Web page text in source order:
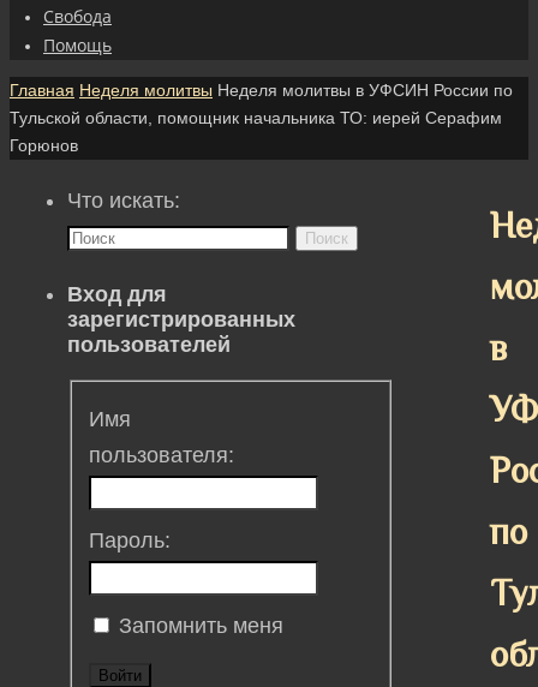
Свобода
Помощь
Главная Неделя молитвы Неделя молитвы в УФСИН России по
Тульской области, помощник начальника ТО: иерей Серафим
Горюнов
в
по
Что искать:
Поиск
Вход для
зарегистрированных
пользователей
Имя
пользователя:
Пароль:
Запомнить меня
Войти